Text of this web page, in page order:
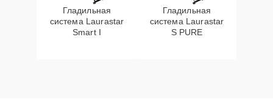
Гладильная
система Laurastar
Smart I
Гладильная
система Laurastar
S PURE